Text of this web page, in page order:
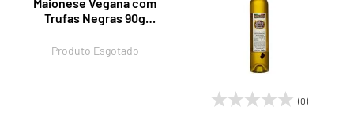
Trufas Negras 90g
Produto Esgotado
(0)